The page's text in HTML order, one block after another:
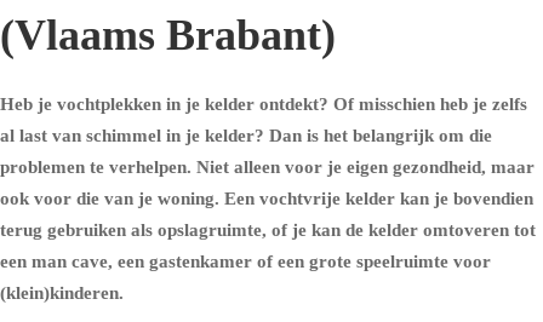
(Vlaams Brabant)
Heb je vochtplekken in je kelder ontdekt? Of misschien heb je zelfs
al last van schimmel in je kelder? Dan is het belangrijk om die
problemen te verhelpen. Niet alleen voor je eigen gezondheid, maar
ook voor die van je woning. Een vochtvrije kelder kan je bovendien
terug gebruiken als opslagruimte, of je kan de kelder omtoveren tot
een man cave, een gastenkamer of een grote speelruimte voor
(klein)kinderen.